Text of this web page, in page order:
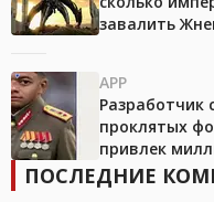
завалить
APP
Разработчик
проклятых
привлек
ПОСЛЕДНИЕ